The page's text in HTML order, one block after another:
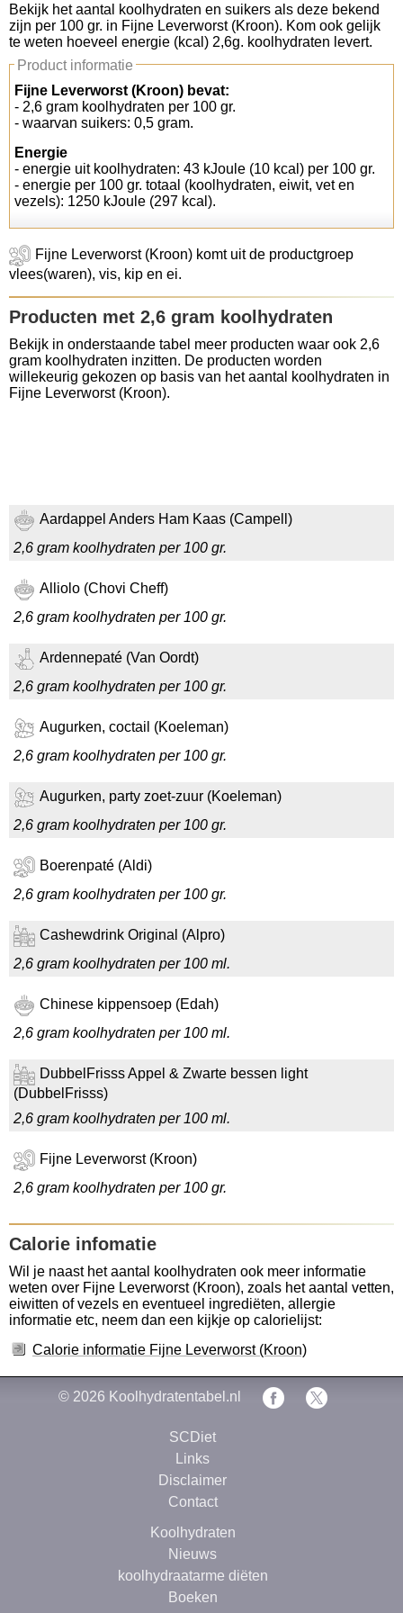
Koolhydraten tellen
Links
Bekijk het aantal koolhydraten en suikers als deze bekend
zijn per 100 gr. in Fijne Leverworst (Kroon). Kom ook gelijk
te weten hoeveel energie (kcal) 2,6g. koolhydraten levert.
Product informatie
Fijne Leverworst (Kroon) bevat:
- 2,6 gram koolhydraten per 100 gr.
- waarvan suikers: 0,5 gram.
Energie
- energie uit koolhydraten: 43 kJoule (10 kcal) per 100 gr.
- energie per 100 gr. totaal (koolhydraten, eiwit, vet en
vezels): 1250 kJoule (297 kcal).
Fijne Leverworst (Kroon) komt uit de productgroep
vlees(waren), vis, kip en ei.
Producten met 2,6 gram koolhydraten
Bekijk in onderstaande tabel meer producten waar ook 2,6
gram koolhydraten inzitten. De producten worden
willekeurig gekozen op basis van het aantal koolhydraten in
Fijne Leverworst (Kroon).
Aardappel Anders Ham Kaas (Campell)
2,6 gram koolhydraten per 100 gr.
Alliolo (Chovi Cheff)
2,6 gram koolhydraten per 100 gr.
Ardennepaté (Van Oordt)
2,6 gram koolhydraten per 100 gr.
Augurken, coctail (Koeleman)
2,6 gram koolhydraten per 100 gr.
Augurken, party zoet-zuur (Koeleman)
2,6 gram koolhydraten per 100 gr.
Boerenpaté (Aldi)
2,6 gram koolhydraten per 100 gr.
Cashewdrink Original (Alpro)
2,6 gram koolhydraten per 100 ml.
Chinese kippensoep (Edah)
2,6 gram koolhydraten per 100 ml.
DubbelFrisss Appel & Zwarte bessen light
(DubbelFrisss)
2,6 gram koolhydraten per 100 ml.
Fijne Leverworst (Kroon)
2,6 gram koolhydraten per 100 gr.
Calorie infomatie
Wil je naast het aantal koolhydraten ook meer informatie
weten over Fijne Leverworst (Kroon), zoals het aantal vetten,
eiwitten of vezels en eventueel ingrediëten, allergie
informatie etc, neem dan een kijkje op calorielijst:
Calorie informatie Fijne Leverworst (Kroon)
© 2026 Koolhydratentabel.nl
SCDiet
Links
Disclaimer
Contact
Koolhydraten
Nieuws
koolhydraatarme diëten
Boeken